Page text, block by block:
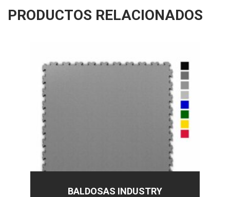
PRODUCTOS RELACIONADOS
BALDOSAS INDUSTRY